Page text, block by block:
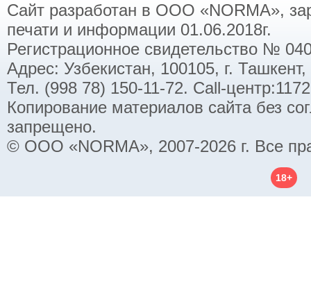
Сайт разработан в ООО «NORMA»,
печати и информации 01.06.2018г.
Регистрационное свидетельство №
Адрес: Узбекистан, 100105, г.
Тел. (998 78) 150-11-72. Call-
Копирование материалов сайта без
запрещено.
© ООО «NORMA», 2007-2026 г. Все
18+